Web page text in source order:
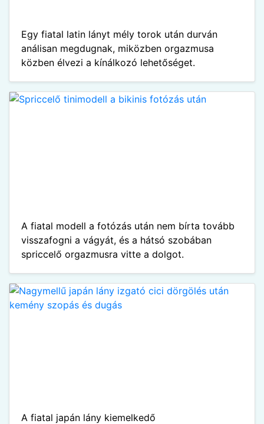
Egy fiatal latin lányt mély torok után durván
análisan megdugnak, miközben orgazmusa
közben élvezi a kínálkozó lehetőséget.
A fiatal modell a fotózás után nem bírta tovább
visszafogni a vágyát, és a hátsó szobában
spriccelő orgazmusra vitte a dolgot.
A fiatal japán lány kiemelkedő